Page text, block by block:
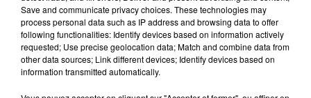
Save and communicate privacy choices. These technologies may
process personal data such as IP address and browsing data to offer
following functionalities: Identify devices based on information actively
requested; Use precise geolocation data; Match and combine data from
other data sources; Link different devices; Identify devices based on
information transmitted automatically.